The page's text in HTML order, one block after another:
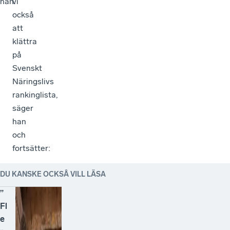
också
att
klättra
på
Svenskt
Näringslivs
rankinglista,
säger
han
och
fortsätter:
DU KANSKE OCKSÅ VILL LÄSA
”
Fl
e